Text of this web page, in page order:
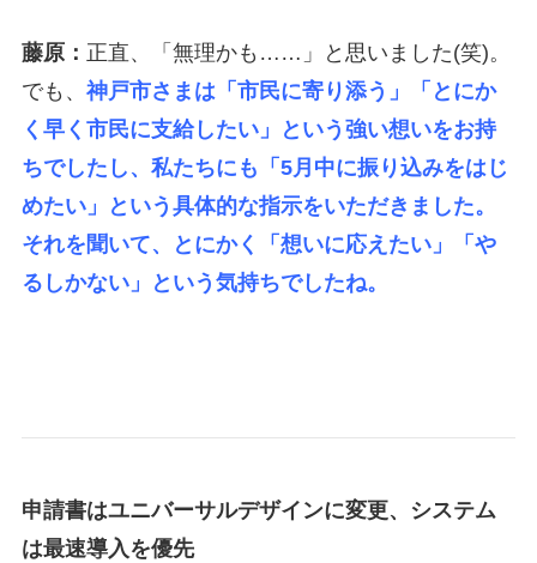
藤原： 正直、「無理かも……」と思いました(笑)。
でも、 神戸市さまは「市民に寄り添う」「とにか
く早く市民に支給したい」という強い想いをお持
ちでしたし、私たちにも「5月中に振り込みをはじ
めたい」という具体的な指示をいただきました。
それを聞いて、とにかく「想いに応えたい」「や
るしかない」という気持ちでしたね。
申請書はユニバーサルデザインに変更、システム
は最速導入を優先